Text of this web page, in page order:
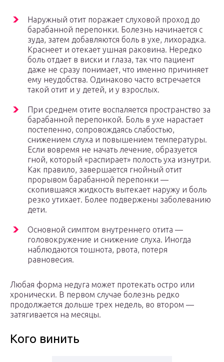
Наружный отит поражает слуховой проход до
барабанной перепонки. Болезнь начинается с
зуда, затем добавляются боль в ухе, лихорадка.
Краснеет и отекает ушная раковина. Нередко
боль отдает в виски и глаза, так что пациент
даже не сразу понимает, что именно причиняет
ему неудобства. Одинаково часто встречается
такой отит и у детей, и у взрослых.
При среднем отите воспаляется пространство за
барабанной перепонкой. Боль в ухе нарастает
постепенно, сопровождаясь слабостью,
снижением слуха и повышением температуры.
Если вовремя не начать лечение, образуется
гной, который «распирает» полость уха изнутри.
Как правило, завершается гнойный отит
прорывом барабанной перепонки —
скопившаяся жидкость вытекает наружу и боль
резко утихает. Более подвержены заболеванию
дети.
Основной симптом внутреннего отита —
головокружение и снижение слуха. Иногда
наблюдаются тошнота, рвота, потеря
равновесия.
Любая форма недуга может протекать остро или
хронически. В первом случае болезнь редко
продолжается дольше трех недель, во втором —
затягивается на месяцы.
Кого винить